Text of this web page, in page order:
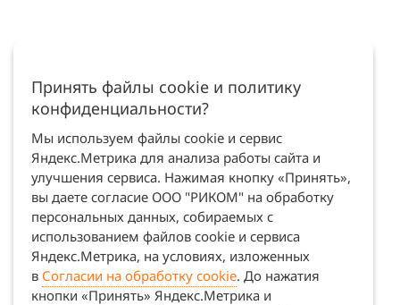
Принять файлы cookie и политику
конфиденциальности?
Мы используем файлы cookie и сервис
Яндекс.Метрика для анализа работы сайта и
улучшения сервиса. Нажимая кнопку «Принять»,
вы даете согласие ООО "РИКОМ" на обработку
персональных данных, собираемых с
использованием файлов cookie и сервиса
Яндекс.Метрика, на условиях, изложенных
в Согласии на обработку cookie. До нажатия
кнопки «Принять» Яндекс.Метрика и